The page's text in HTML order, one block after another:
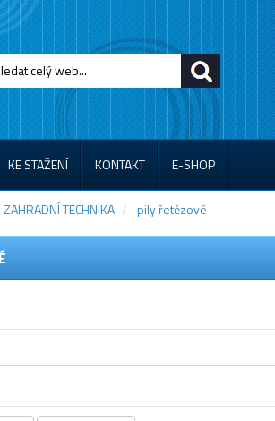
KE STAŽENÍ KONTAKT E-SHOP
ZAHRADNÍ TECHNIKA pily řetězové